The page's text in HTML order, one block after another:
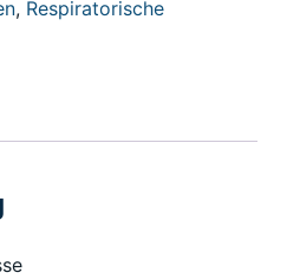
, Respiratorische